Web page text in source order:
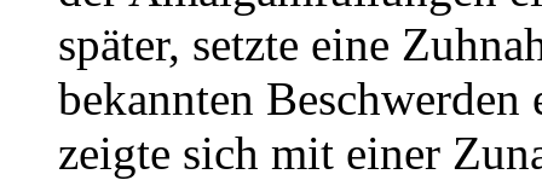
später, setzte eine
bekannten
zeigte sich mit einer